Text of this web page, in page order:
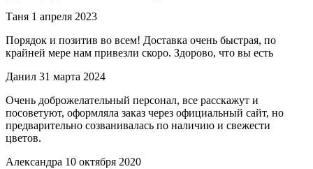
Таня 1 апреля 2023
Порядок и позитив во всем! Доставка очень быстрая, по
крайней мере нам привезли скоро. Здорово, что вы есть
Данил 31 марта 2024
Очень доброжелательный персонал, все расскажут и
посоветуют, оформляла заказ через официальный сайт, но
предварительно созванивалась по наличию и свежести
цветов.
Александра 10 октября 2020